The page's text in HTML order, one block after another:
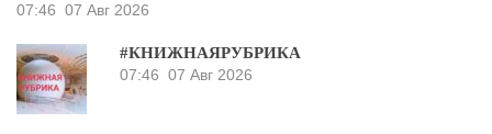
07:46 07 Авг 2026
#КНИЖНАЯРУБРИКА
07:46 07 Авг 2026